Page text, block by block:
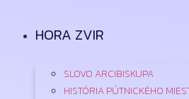
obsah
HORA ZVIR
SLOVO ARCIBISKUPA
HISTÓRIA PÚTNICKÉHO